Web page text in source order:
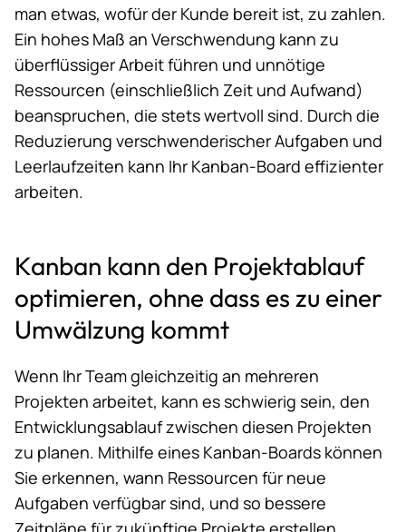
man etwas, wofür der Kunde bereit ist, zu zahlen.
Ein hohes Maß an Verschwendung kann zu
überflüssiger Arbeit führen und unnötige
Ressourcen (einschließlich Zeit und Aufwand)
beanspruchen, die stets wertvoll sind. Durch die
Reduzierung verschwenderischer Aufgaben und
Leerlaufzeiten kann Ihr Kanban-Board effizienter
arbeiten.
Kanban kann den Projektablauf
optimieren, ohne dass es zu einer
Umwälzung kommt
Wenn Ihr Team gleichzeitig an mehreren
Projekten arbeitet, kann es schwierig sein, den
Entwicklungsablauf zwischen diesen Projekten
zu planen. Mithilfe eines Kanban-Boards können
Sie erkennen, wann Ressourcen für neue
Aufgaben verfügbar sind, und so bessere